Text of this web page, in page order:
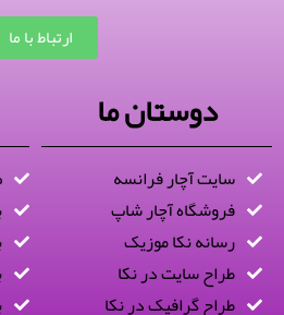
ارتباط با ما
دوستان ما
سایت آچار فرانسه
فروشگاه آچار شاپ
رسانه نکا موزیک
طراح سایت در نکا
طراح گرافیک در نکا